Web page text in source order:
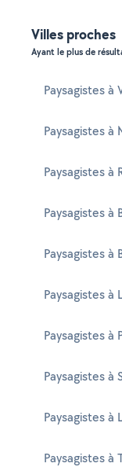
Villes proches
Ayant le plus de
Paysagistes à
Paysagistes à
Paysagistes à
Paysagistes à
Paysagistes à
Paysagistes à
Paysagistes à
Paysagistes à
Paysagistes à
Paysagistes à